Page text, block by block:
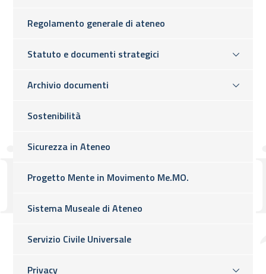
Regolamento generale di ateneo
Statuto e documenti strategici
Archivio documenti
Sostenibilità
Sicurezza in Ateneo
Progetto Mente in Movimento Me.MO.
Sistema Museale di Ateneo
Servizio Civile Universale
Privacy